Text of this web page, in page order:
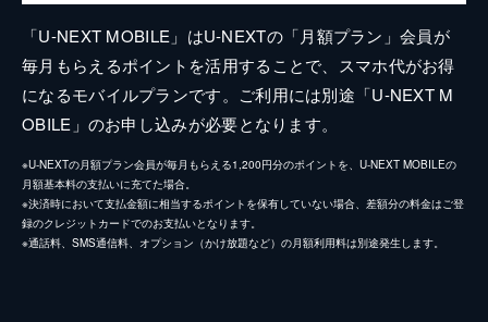
「U-NEXT MOBILE」はU-NEXTの「月額プラン」会員が
毎月もらえるポイントを活用することで、スマホ代がお得
になるモバイルプランです。ご利用には別途「U-NEXT M
OBILE」のお申し込みが必要となります。
※U-NEXTの月額プラン会員が毎月もらえる1,200円分のポイントを、U-NEXT MOBILEの
月額基本料の支払いに充てた場合。
※決済時において支払金額に相当するポイントを保有していない場合、差額分の料金はご登
録のクレジットカードでのお支払いとなります。
※通話料、SMS通信料、オプション（かけ放題など）の月額利用料は別途発生します。